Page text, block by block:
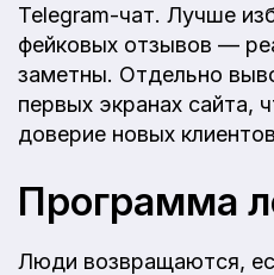
Telegram-чат. Лучше
фейковых отзывов —
заметны. Отдельно
первых экранах сайта,
доверие новых
Программа
Люди возвращаются,